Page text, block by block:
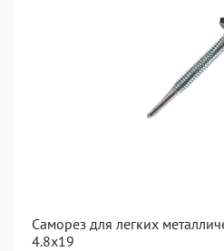
Саморез для легких
4.8х19